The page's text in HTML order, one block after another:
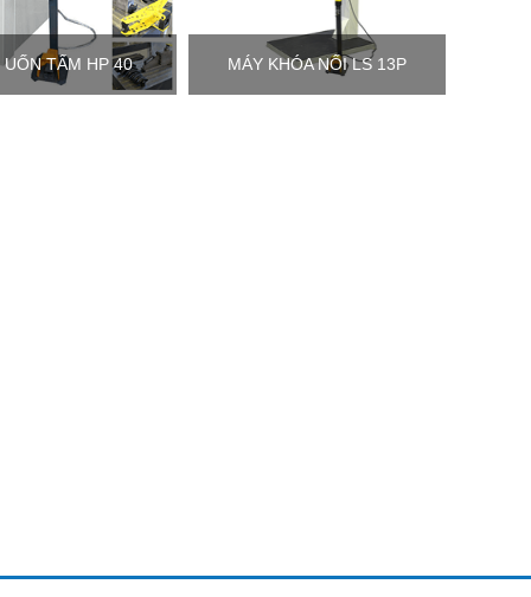
UỐN TẤM HP 40 MÁY KHÓA NỐI LS 13P